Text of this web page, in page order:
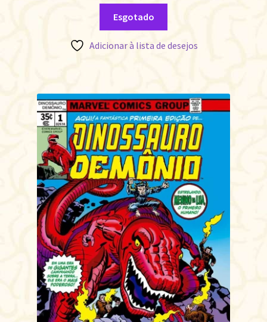
Esgotado
Adicionar à lista de desejos